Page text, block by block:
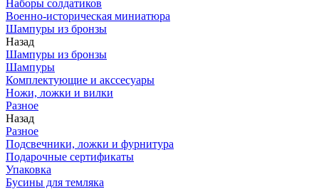
Наборы солдатиков
Военно-историческая миниатюра
Шампуры из бронзы
Назад
Шампуры из бронзы
Шампуры
Комплектующие и акссесуары
Ножи, ложки и вилки
Разное
Назад
Разное
Подсвечники, ложки и фурнитура
Подарочные сертификаты
Упаковка
Бусины для темляка